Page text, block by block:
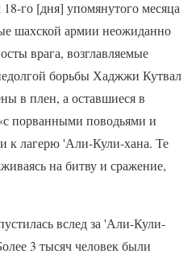
го [дня] упомянутого месяца
шахской армии неожиданно
врага, возглавляемые
борьбы Хаджжи Кутвал
в плен, а оставшиеся в
порванными поводьями и
к лагерю 'Али-Кули-хана. Те
на битву и сражение,
вслед за 'Али-Кули-
3 тысяч человек были